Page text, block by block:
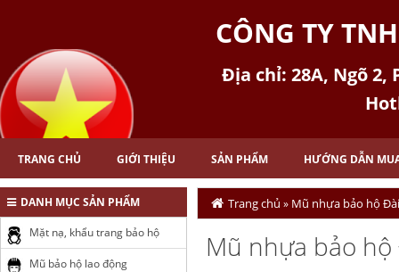
CÔNG TY
Địa chỉ: 28A, Ngõ 2,
TRANG CHỦ GIỚI THIỆU SẢN PHẨM HƯỚNG DẪN
DANH MỤC SẢN PHẨM
Mặt nạ, khẩu trang bảo hộ
Mũ bảo hộ lao động
Trang chủ » Mũ nhựa bảo hộ
Mũ nhựa bảo